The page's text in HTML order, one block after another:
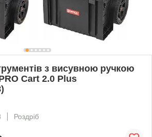
з висувною ручкою
Cart 2.0 Plus
Роздріб